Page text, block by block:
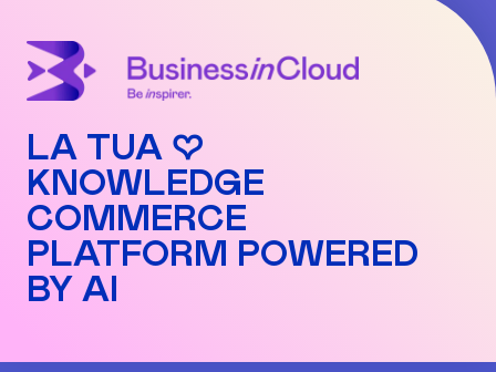
LA TUA ♡
KNOWLEDGE
COMMERCE
PLATFORM POWERED
BY AI